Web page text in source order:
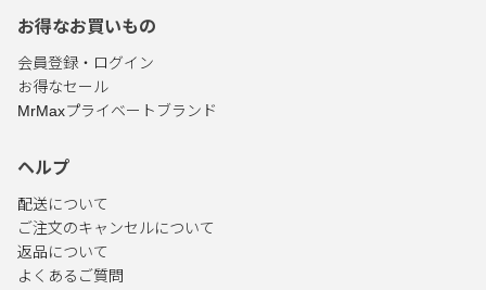
お得なお買いもの
会員登録・ログイン
お得なセール
MrMaxプライベートブランド
ヘルプ
配送について
ご注文のキャンセルについて
返品について
よくあるご質問